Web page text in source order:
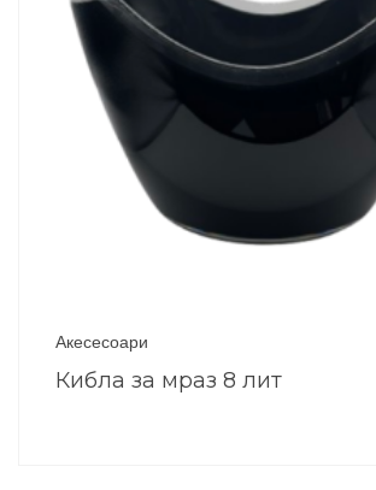
Акесесоари
Кибла за мраз 8 лит